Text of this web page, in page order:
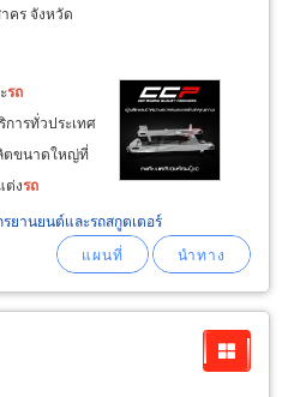
คร จังหวัด
รถ
การทั่วประเทศ
ตขนาดใหญ่ที่
ต่งรถ
แต่ง
ไปจนถึง
เราผลิตจาก
ยานยนต์และรถสกูตเตอร์